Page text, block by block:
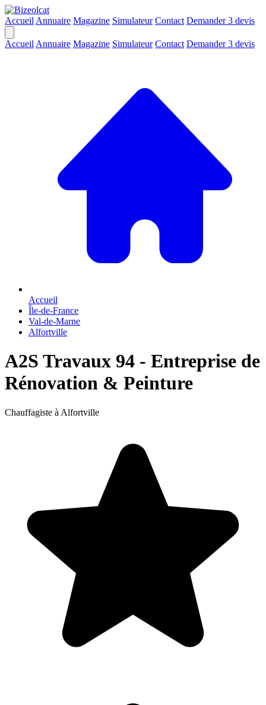
Accueil Annuaire Magazine Simulateur Contact Demander 3 devis
Accueil Annuaire Magazine Simulateur Contact Demander 3 devis
Accueil
Île-de-France
Val-de-Marne
Alfortville
A2S Travaux 94 - Entreprise de
Rénovation & Peinture
Chauffagiste à Alfortville